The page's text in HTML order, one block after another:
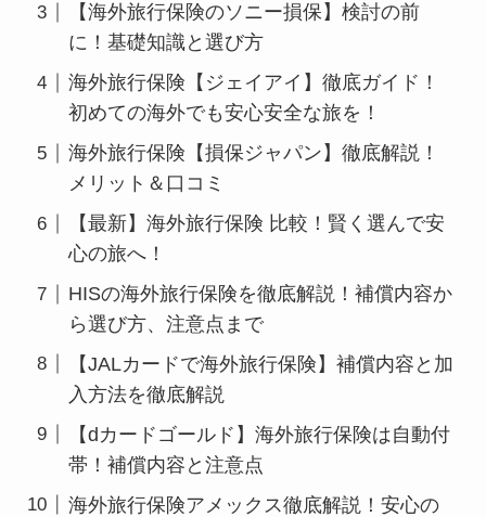
【海外旅行保険のソニー損保】検討の前
に！基礎知識と選び方
海外旅行保険【ジェイアイ】徹底ガイド！
初めての海外でも安心安全な旅を！
海外旅行保険【損保ジャパン】徹底解説！
メリット＆口コミ
【最新】海外旅行保険 比較！賢く選んで安
心の旅へ！
HISの海外旅行保険を徹底解説！補償内容か
ら選び方、注意点まで
【JALカードで海外旅行保険】補償内容と加
入方法を徹底解説
【dカードゴールド】海外旅行保険は自動付
帯！補償内容と注意点
海外旅行保険アメックス徹底解説！安心の